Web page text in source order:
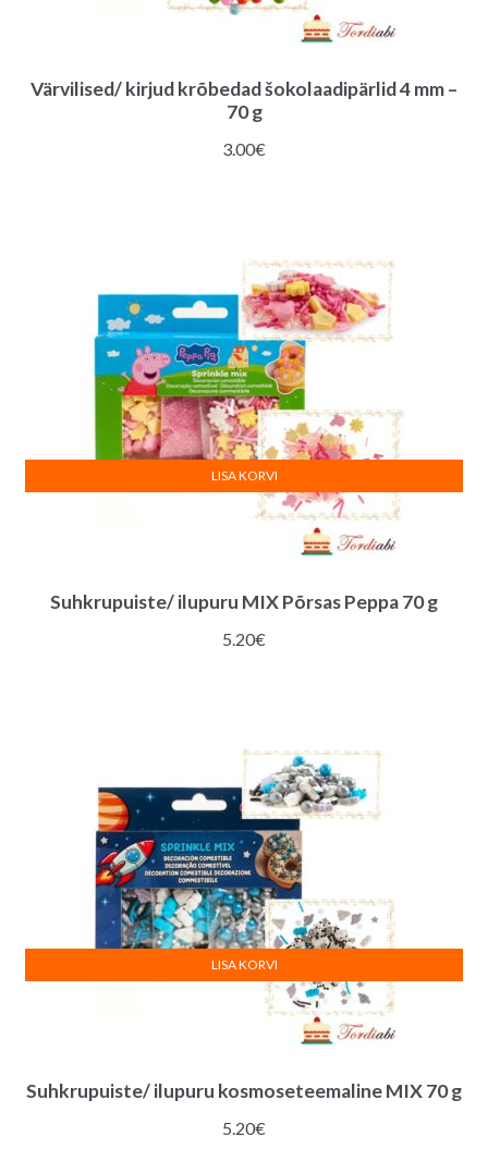
Värvilised/ kirjud krõbedad šokolaadipärlid 4 mm –
70 g
3.00€
Suhkrupuiste/ ilupuru MIX Põrsas Peppa 70 g
5.20€
LISA KORVI
Suhkrupuiste/ ilupuru kosmoseteemaline MIX 70 g
5.20€
LISA KORVI